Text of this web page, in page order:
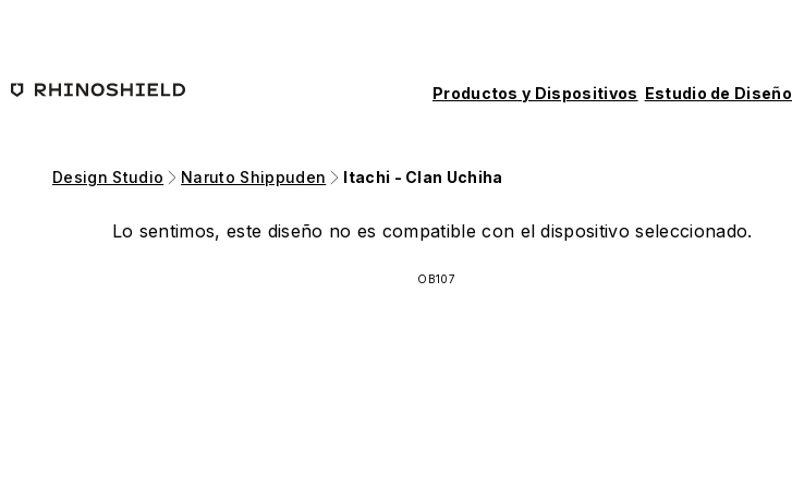
Productos y Dispositivos Estudio de Diseño
Design Studio Naruto Shippuden Itachi - Clan Uchiha
Lo sentimos, este diseño no es compatible con el dispositivo seleccionado.
OB107